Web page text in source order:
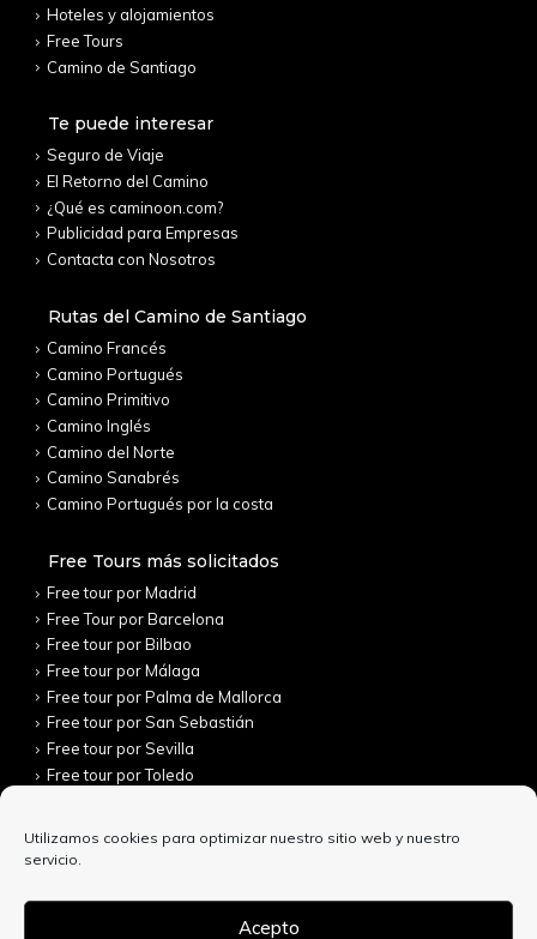
Utilizamos cookies para optimizar nuestro sitio web y nuestro
servicio.
Acepto
Hoteles y alojamientos
Free Tours
Camino de Santiago
Te puede interesar
Seguro de Viaje
El Retorno del Camino
¿Qué es caminoon.com?
Publicidad para Empresas
Contacta con Nosotros
Rutas del Camino de Santiago
Camino Francés
Camino Portugués
Camino Primitivo
Camino Inglés
Camino del Norte
Camino Sanabrés
Camino Portugués por la costa
Free Tours más solicitados
Free tour por Madrid
Free Tour por Barcelona
Free tour por Bilbao
Free tour por Málaga
Free tour por Palma de Mallorca
Free tour por San Sebastián
Free tour por Sevilla
Free tour por Toledo